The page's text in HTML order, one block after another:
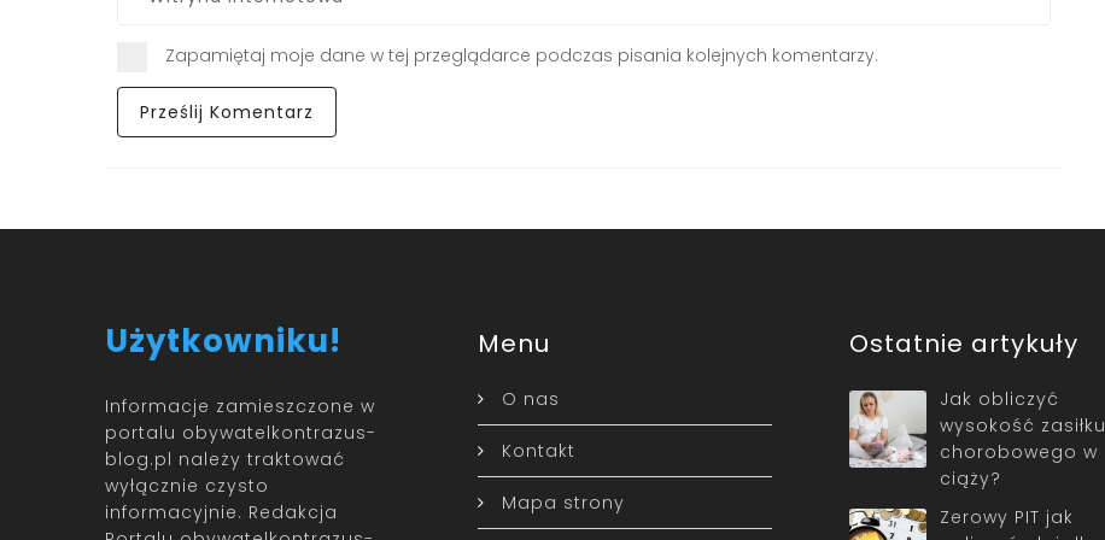
Zapamiętaj moje dane w tej przeglądarce podczas pisania kolejnych komentarzy.
Użytkowniku!
Informacje zamieszczone w
portalu obywatelkontrazus-
blog.pl należy traktować
wyłącznie czysto
informacyjnie. Redakcja
Menu
O nas
Kontakt
Mapa strony
Ostatnie artykuły
Jak obliczyć
wysokość zasiłku
chorobowego w
ciąży?
Zerowy PIT jak